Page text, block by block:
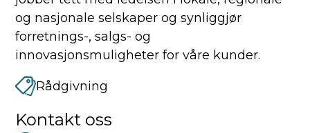
og nasjonale selskaper og synliggjør
forretnings-, salgs- og
innovasjonsmuligheter for våre kunder.
Rådgivning
Kontakt oss